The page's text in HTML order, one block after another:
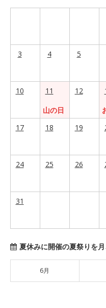
3 4 5
10
11
山の日
12
17
18 19
24 25 26
31
夏休みに開催の夏祭りを
6月